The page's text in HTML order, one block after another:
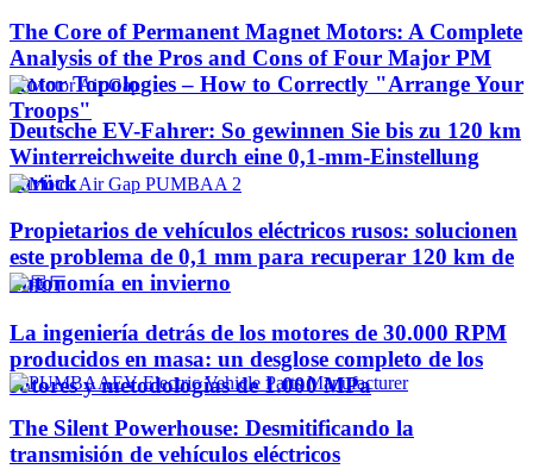
The Core of Permanent Magnet Motors: A Complete
Analysis of the Pros and Cons of Four Major PM
Rotor Topologies – How to Correctly "Arrange Your
Troops"
Deutsche EV-Fahrer: So gewinnen Sie bis zu 120 km
Winterreichweite durch eine 0,1-mm-Einstellung
zurück
Propietarios de vehículos eléctricos rusos: solucionen
este problema de 0,1 mm para recuperar 120 km de
autonomía en invierno
La ingeniería detrás de los motores de 30.000 RPM
producidos en masa: un desglose completo de los
rotores y metodologías de 1.000 MPa
The Silent Powerhouse: Desmitificando la
transmisión de vehículos eléctricos